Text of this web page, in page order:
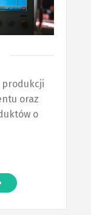
produkcji
oraz
o